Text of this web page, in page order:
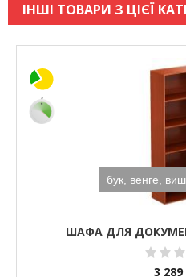
ІНШІ ТОВАРИ З ЦІЄЇ
ШАФА ДЛЯ
3 289